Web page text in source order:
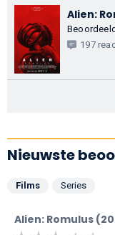
Alien:
197
Nieuwste
Films Series
Alien: Romulus